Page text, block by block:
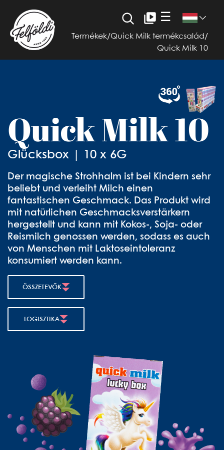
☰
Termékek/Quick Milk termékcsalád /
Quick Milk 10
Quick Milk 10
Glücksbox | 10 x 6G
Der magische Strohhalm ist bei Kindern sehr
beliebt und verleiht Milch einen
fantastischen Geschmack. Das Produkt wird
mit natürlichen Geschmacksverstärkern
hergestellt und kann mit Kokos-, Soja- oder
Reismilch genossen werden, sodass es auch
von Menschen mit Laktoseintoleranz
konsumiert werden kann.
ÖSSZETEVŐK
LOGISZTIKA